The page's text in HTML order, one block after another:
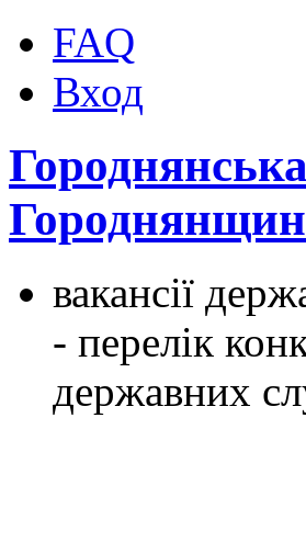
FAQ
Вход
вакансії
- перелік
державних